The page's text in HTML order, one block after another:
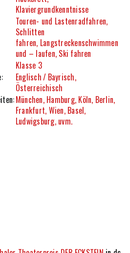
Klaviergrundkenntnisse
Touren- und Lastenradfahren,
Schlitten
fahren, Langstreckenschwimmen
und – laufen, Ski fahren
Klasse 3
Englisch / Bayrisch,
Österreichisch
München, Hamburg, Köln, Berlin,
Frankfurt, Wien, Basel,
Ludwigsburg, uvm.